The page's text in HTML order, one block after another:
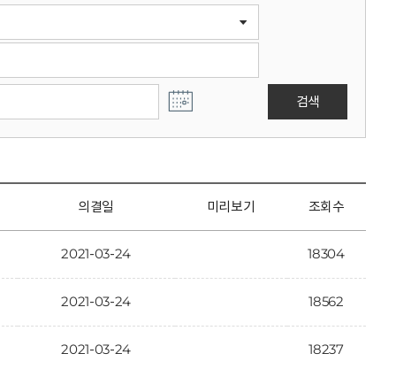
검색
의결일 미리보기 조회수
2021-03-24 18304
2021-03-24 18562
2021-03-24 18237